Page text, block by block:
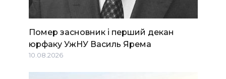
Помер засновник і перший декан
юрфаку УжНУ Василь Ярема
10.08.2026